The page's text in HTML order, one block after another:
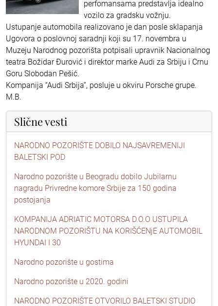
perfomansama predstavlja idealno
vozilo za gradsku vožnju.
Ustupanje automobila realizovano je dan posle sklapanja
Ugovora o poslovnoj saradnji koji su 17. novembra u
Muzeju Narodnog pozorišta potpisali upravnik Nacionalnog
teatra Božidar Đurović i direktor marke Audi za Srbiju i Crnu
Goru Slobodan Pešić.
Kompanija “Audi Srbija”, posluje u okviru Porsche grupe.
M.B.
Slične vesti
NARODNO POZORIŠTE DOBILO NAJSAVREMENIJI
BALETSKI POD
Narodno pozorište u Beogradu dobilo Jubilarnu
nagradu Privredne komore Srbije za 150 godina
postojanja
KOMPANIJA ADRIATIC MOTORSA D.O.O USTUPILA
NARODNOM POZORIŠTU NA KORIŠĆENjE AUTOMOBIL
HYUNDAI I 30
Narodno pozorište u gostima
Narodno pozorište u 2020. godini
NARODNO POZORIŠTE OTVORILO BALETSKI STUDIO